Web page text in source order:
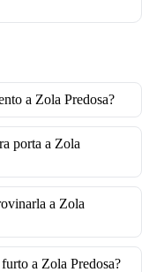
a Zola Predosa?
porta a Zola
a Zola
a Zola Predosa?